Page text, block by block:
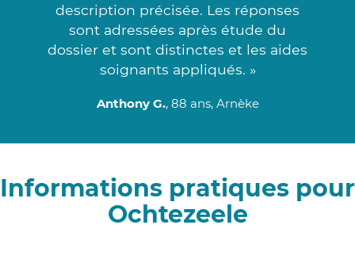
description précisée. Les réponses
sont adressées après étude du
dossier et sont distinctes et les aides
soignants appliqués. »
Anthony G., 88 ans, Arnèke
Informations pratiques pour
Ochtezeele